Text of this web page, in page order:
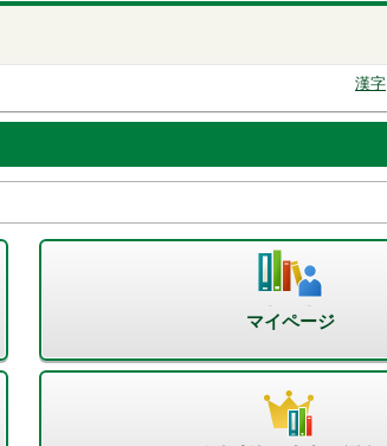
漢字
マイページ